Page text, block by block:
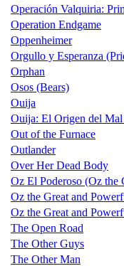
Operación Valquiria:
Operation Endgame
Oppenheimer
Orgullo y Esperanza
Orphan
Osos (Bears)
Ouija
Ouija: El Origen del
Out of the Furnace
Outlander
Over Her Dead Body
Oz El Poderoso (Oz the
Oz the Great and
Oz the Great and
The Open Road
The Other Guys
The Other Man